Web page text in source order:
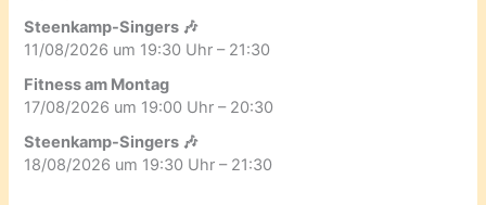
Steenkamp-Singers 🎶
11/08/2026 um 19:30 Uhr – 21:30
Fitness am Montag
17/08/2026 um 19:00 Uhr – 20:30
Steenkamp-Singers 🎶
18/08/2026 um 19:30 Uhr – 21:30